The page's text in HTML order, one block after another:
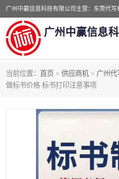
广州中赢信息
当前位置： 首页 > 供应商机 > 广州代
做标书价格 标书打印注意事项
东莞代写标书公司
深圳代写标书公司